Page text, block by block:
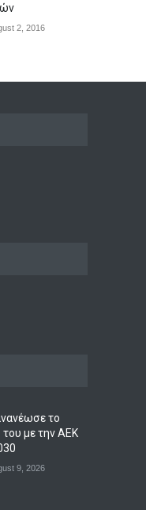
2, 2016
το
με την ΑΕΚ
9, 2026